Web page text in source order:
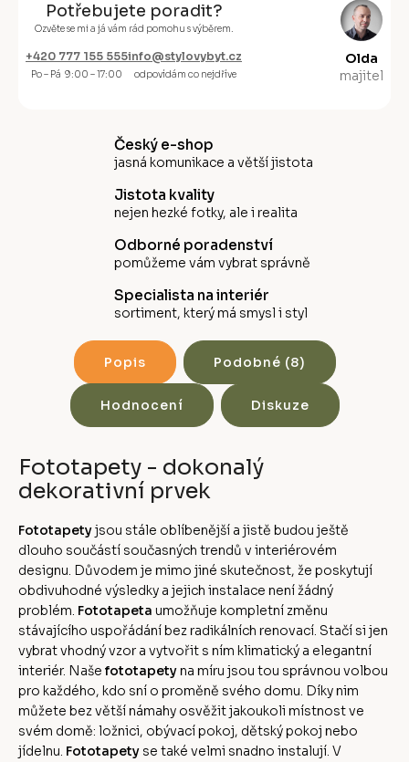
Potřebujete poradit?
Ozvěte se mi a já vám rád pomohu s výběrem.
+420 777 155 555
Po – Pá 9:00 – 17:00
info@stylovybyt.cz
odpovídám co nejdříve
Olda
majitel
Český e-shop
jasná komunikace a větší jistota
Jistota kvality
nejen hezké fotky, ale i realita
Odborné poradenství
pomůžeme vám vybrat správně
Specialista na interiér
sortiment, který má smysl i styl
Popis Podobné (8)
Hodnocení Diskuze
Fototapety - dokonalý
dekorativní prvek
Fototapetyjsou stále oblíbenější a jistě budou ještě
dlouho součástí současných trendů v interiérovém
designu. Důvodem je mimo jiné skutečnost, že poskytují
obdivuhodné výsledky a jejich instalace není žádný
problém. Fototapeta umožňuje kompletní změnu
stávajícího uspořádání bez radikálních renovací. Stačí si jen
vybrat vhodný vzor a vytvořit s ním klimatický a elegantní
interiér. Naše fototapetyna míru jsou tou správnou volbou
pro každého, kdo sní o proměně svého domu. Díky nim
můžete bez větší námahy osvěžit jakoukoli místnost ve
svém domě: ložnici, obývací pokoj, dětský pokoj nebo
jídelnu. Fototapety se také velmi snadno instalují. V